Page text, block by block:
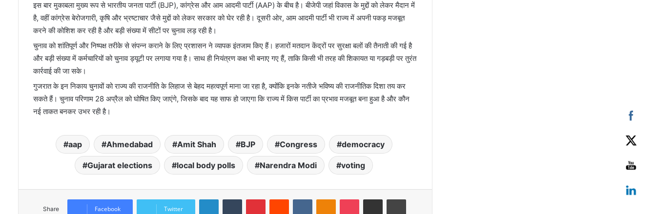
इस बार मुकाबला मुख्य रूप से भारतीय जनता पार्टी (BJP), कांग्रेस और आम आदमी पार्टी (AAP) के बीच है। बीजेपी जहां विकास के मुद्दों को लेकर मैदान में
है, वहीं कांग्रेस बेरोजगारी, कृषि और भ्रष्टाचार जैसे मुद्दों को लेकर सरकार को घेर रही है। दूसरी ओर, आम आदमी पार्टी भी राज्य में अपनी पकड़ मजबूत
करने की कोशिश कर रही है और बड़ी संख्या में सीटों पर चुनाव लड़ रही है।
चुनाव को शांतिपूर्ण और निष्पक्ष तरीके से संपन्न कराने के लिए प्रशासन ने व्यापक इंतजाम किए हैं। हजारों मतदान केंद्रों पर सुरक्षा बलों की तैनाती की गई है
और बड़ी संख्या में कर्मचारियों को चुनाव ड्यूटी पर लगाया गया है। साथ ही नियंत्रण कक्ष भी बनाए गए हैं, ताकि किसी भी तरह की शिकायत या गड़बड़ी पर तुरंत
कार्रवाई की जा सके।
गुजरात के इन निकाय चुनावों को राज्य की राजनीति के लिहाज से बेहद महत्वपूर्ण माना जा रहा है, क्योंकि इनके नतीजे भविष्य की राजनीतिक दिशा तय कर
सकते हैं। चुनाव परिणाम 28 अप्रैल को घोषित किए जाएंगे, जिसके बाद यह साफ हो जाएगा कि राज्य में किस पार्टी का प्रभाव मजबूत बना हुआ है और कौन
नई ताकत बनकर उभर रही है।
aap Ahmedabad Amit Shah BJP Congress democracy
Gujarat elections local body polls Narendra Modi voting
Share Facebook Twitter